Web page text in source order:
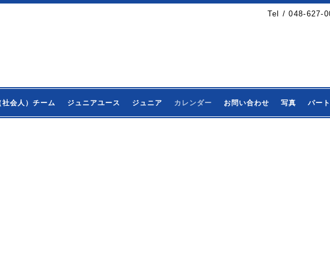
Tel / 048-627-
社会人）チーム ジュニアユース ジュニア カレンダー お問い合わせ 写真 パー